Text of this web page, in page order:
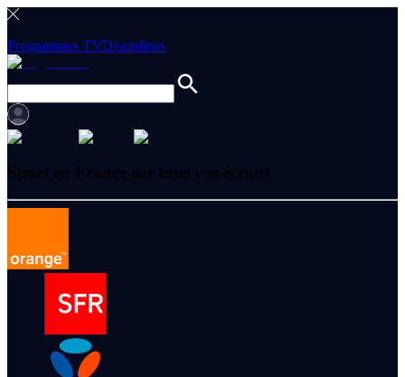
Programmes TVDisciplines
Sport en France sur tous vos écrans